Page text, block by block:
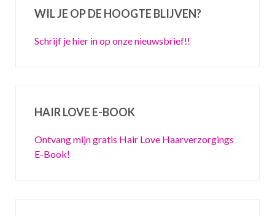
WIL JE OP DE HOOGTE BLIJVEN?
Schrijf je hier in op onze nieuwsbrief!!
HAIR LOVE E-BOOK
Ontvang mijn gratis Hair Love Haarverzorgings
E-Book!